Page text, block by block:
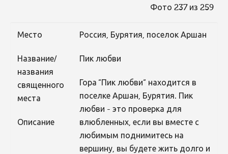
Фото 237 из 259
Место Россия, Бурятия, поселок Аршан
Название/
названия
священного
места
Пик любви
Описание
Гора “Пик любви“ находится в
поселке Аршан, Бурятия. Пик
любви - это проверка для
влюбленных, если вы вместе с
любимым поднимитесь на
вершину, вы будете жить долго и